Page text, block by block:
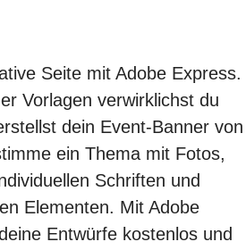
Seite mit Adobe Express.
Vorlagen verwirklichst du
dein Event-Banner von
ein Thema mit Fotos,
Schriften und
Elementen. Mit Adobe
Entwürfe kostenlos und